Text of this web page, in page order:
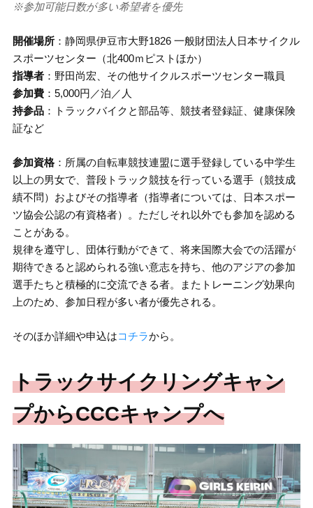
※参加可能日数が多い希望者を優先
開催場所：静岡県伊豆市大野1826 一般財団法人日本サイクル
スポーツセンター（北400ｍピストほか）
指導者：野田尚宏、その他サイクルスポーツセンター職員
参加費：5,000円／泊／人
持参品：トラックバイクと部品等、競技者登録証、健康保険
証など
参加資格：所属の自転車競技連盟に選手登録している中学生
以上の男女で、普段トラック競技を行っている選手（競技成
績不問）およびその指導者（指導者については、日本スポー
ツ協会公認の有資格者）。ただしそれ以外でも参加を認める
ことがある。
規律を遵守し、団体行動ができて、将来国際大会での活躍が
期待できると認められる強い意志を持ち、他のアジアの参加
選手たちと積極的に交流できる者。またトレーニング効果向
上のため、参加日程が多い者が優先される。
そのほか詳細や申込はコチラから。
トラックサイクリングキャン
プからCCCキャンプへ